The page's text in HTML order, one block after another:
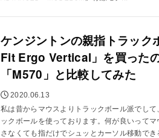
ケンジントンの親指トラック
Fit Ergo Vertical」を買った
「M570」と比較してみた
2020.06.13
私は昔からマウスよりトラックボール派でし
ックボールを使っております。何が良いって
さなくても指だけでシュッとカーソル移動で